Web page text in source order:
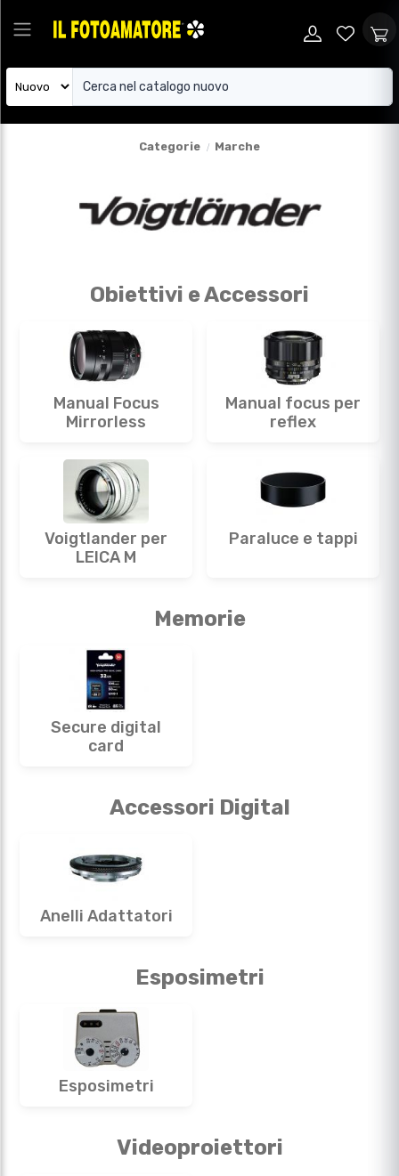
Categorie Marche
Obiettivi e Accessori
Manual Focus
Mirrorless
Manual focus per
reflex
Voigtlander per
LEICA M
Paraluce e tappi
Memorie
Secure digital
card
Accessori Digital
Anelli Adattatori
Esposimetri
Esposimetri
Videoproiettori